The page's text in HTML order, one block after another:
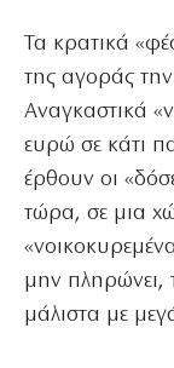
Τα κρατικά
της αγοράς
Αναγκαστικά
ευρώ σε κάτι
έρθουν οι
τώρα, σε μια
μην πληρώνει,
μάλιστα με